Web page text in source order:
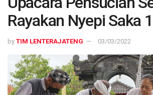
Rayakan Nyepi Saka
by TIM LENTERAJATENG 03/03/2022